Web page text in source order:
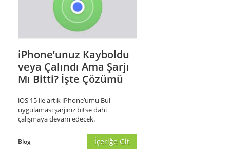
iPhone’unuz Kayboldu
veya Çalındı Ama Şarjı
Mı Bitti? İşte Çözümü
iOS 15 ile artık iPhone’umu Bul
uygulaması şarjınız bitse dahi
çalışmaya devam edecek.
Blog İçeriğe Git